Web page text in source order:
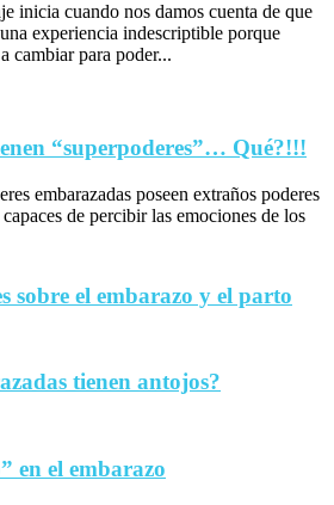
inicia cuando nos damos cuenta de que
experiencia indescriptible porque
cambiar para poder...
“superpoderes”… Qué?!!!
embarazadas poseen extraños poderes
de percibir las emociones de los
sobre el embarazo y el parto
tienen antojos?
en el embarazo